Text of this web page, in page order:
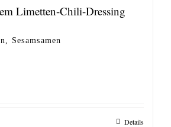
Limetten-Chili-Dressing
Sesamsamen
Details